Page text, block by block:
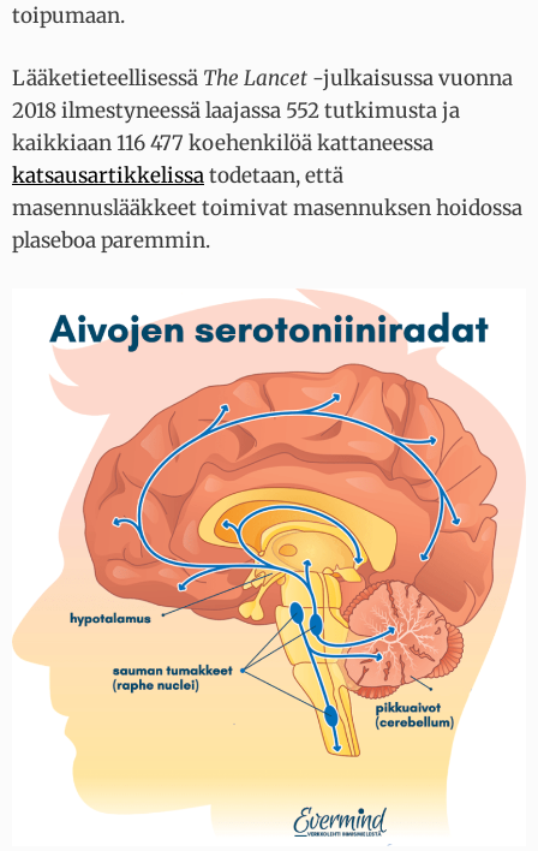
toipumaan.
Lääketieteellisessä The Lancet -julkaisussa vuonna
2018 ilmestyneessä laajassa 552 tutkimusta ja
kaikkiaan 116 477 koehenkilöä kattaneessa
katsausartikkelissatodetaan, että
masennuslääkkeet toimivat masennuksen hoidossa
plaseboa paremmin.